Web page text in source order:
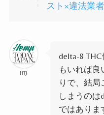
スト×違法業
HTJ
delta-8 THC
もいれば
りで、結局
しまうのは
ではありま